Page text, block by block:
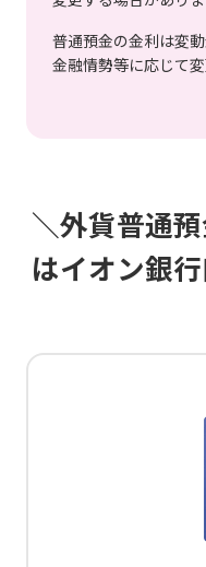
普通預金の金利は変
金融情勢等に応じて
＼外貨普通
はイオン銀